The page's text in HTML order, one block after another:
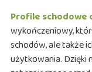
Profile schodowe
wykończeniowy,
schodów, ale także
użytkowania. Dzięki